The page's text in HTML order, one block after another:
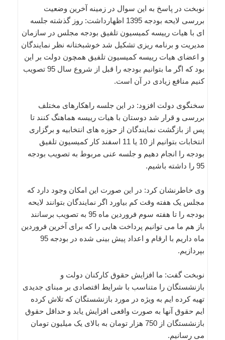
نوبخت در پاسخ به این سوال در زمینه آخرین وضعیت
بررسی لایحه بودجه 1395 اظهارداشت: روز گذشته جلسه
ای با هیات رییسه کمیسیون تلفیق بودجه مجلس در سازمان
مدیریت و برنامه ریزی تشکیل شد خوشبختانه نظر نمایندگان
و اعضای هیات رییسه کمیسیون تلفیق همچون دولت بر این
بود که اگر ما بتوانیم بودجه را قبل از شروع سال 95 تصویب
کنیم منافع زیادی در آن است.
سخنگوی دولت افزود: در این جلسه راهکارهای مختلف
بررسی و قرار شد دوستان با هیات رییسه هماهنگ کنند تا
پس از بازگشت نمایندگان از حوزه های انتخابیه و برگزاری
انتخابات بتوانیم از 10 یا 11 اسفند کار کمیسیون تلفیق
بودجه را انجام دهیم و جلسه عنی مربوط به تصویب بودجه
95 را داشته باشیم.
وی خاطرنشان کرد: در این صورت این امکان وجود دارد که
مجلس یک هفته وقت کم بیاورد اگر نمایندگان بتوانند لایحه
بودجه را تا هفته سوم فروردین ماه 95 به تصویب برسانند
باز هم ما می توانیم پرداخت هایی را که برای آخرین فروردین
ماه داریم با ارقام و اعداد پیش بینی شده در بودجه 95
بپردازیم.
نوبخت گفت: ما افزایش حقوق کارکنان دولت و
بازنشستگان را متناسب با شرایط اقتصادی بر مبنای جدیدی
تهیه کرده ایم به ویژه در مورد بازنشستگان که تلاش کرده
ایم حقوق آنها به صورت واقعی افزایش یابد و حداقل حقوق
بازنشستگان از 750 هزار تومان به بالای یک میلیون تومان
می رسانیم.